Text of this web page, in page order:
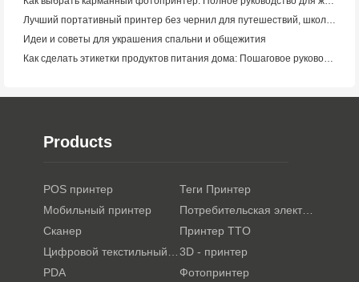
Идеи и советы для украшения спальни и общежития
Products
POS принтер
Теги Принтер
Мобильный принтер
Сканер
Принтер TTO
3D - принтер
PDA
Фотопринтер